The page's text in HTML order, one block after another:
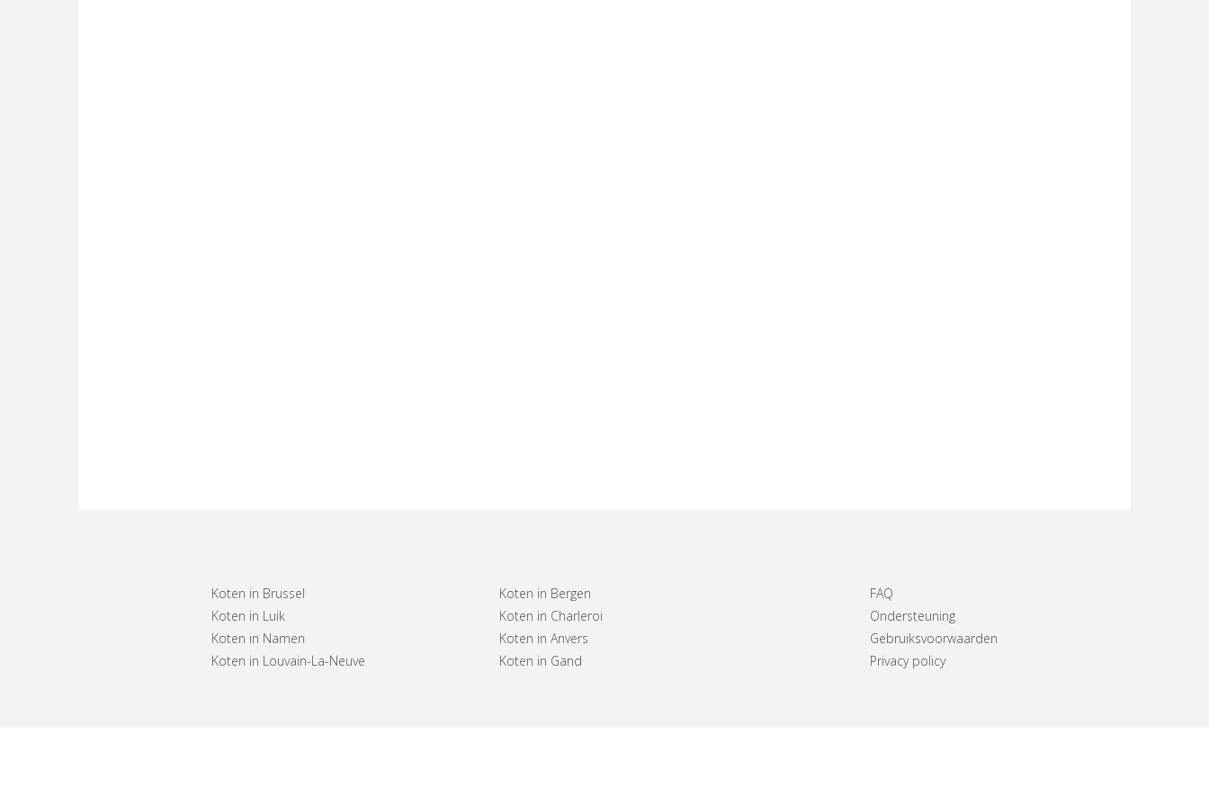
Koten in Brussel
Koten in Luik
Koten in Namen
Koten in Louvain-La-Neuve
Koten in Bergen
Koten in Charleroi
Koten in Anvers
Koten in Gand
FAQ
Ondersteuning
Gebruiksvoorwaarden
Privacy policy